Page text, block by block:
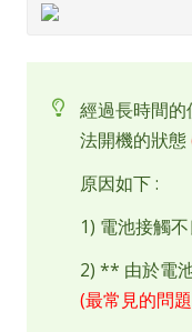
經過長時間
法開機的狀態
原因如下 :
1) 電池接觸不
2) ** 由於電
(最常見的問